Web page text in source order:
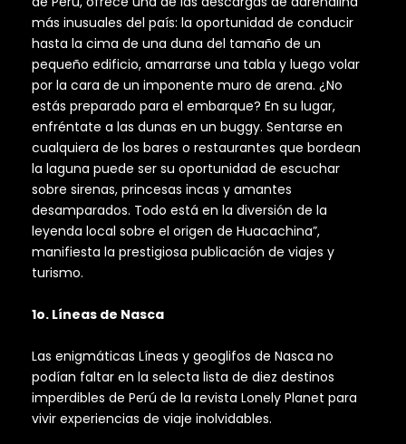
más inusuales del país: la oportunidad de conducir
hasta la cima de una duna del tamaño de un
pequeño edificio, amarrarse una tabla y luego volar
por la cara de un imponente muro de arena. ¿No
estás preparado para el embarque? En su lugar,
enfréntate a las dunas en un buggy. Sentarse en
cualquiera de los bares o restaurantes que bordean
la laguna puede ser su oportunidad de escuchar
sobre sirenas, princesas incas y amantes
desamparados. Todo está en la diversión de la
leyenda local sobre el origen de Huacachina”,
manifiesta la prestigiosa publicación de viajes y
turismo.
1o. Líneas de Nasca
Las enigmáticas Líneas y geoglifos de Nasca no
podían faltar en la selecta lista de diez destinos
imperdibles de Perú de la revista Lonely Planet para
vivir experiencias de viaje inolvidables.